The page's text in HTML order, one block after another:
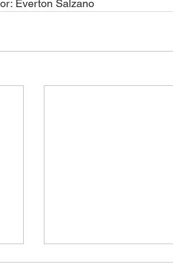
Everton Salzano